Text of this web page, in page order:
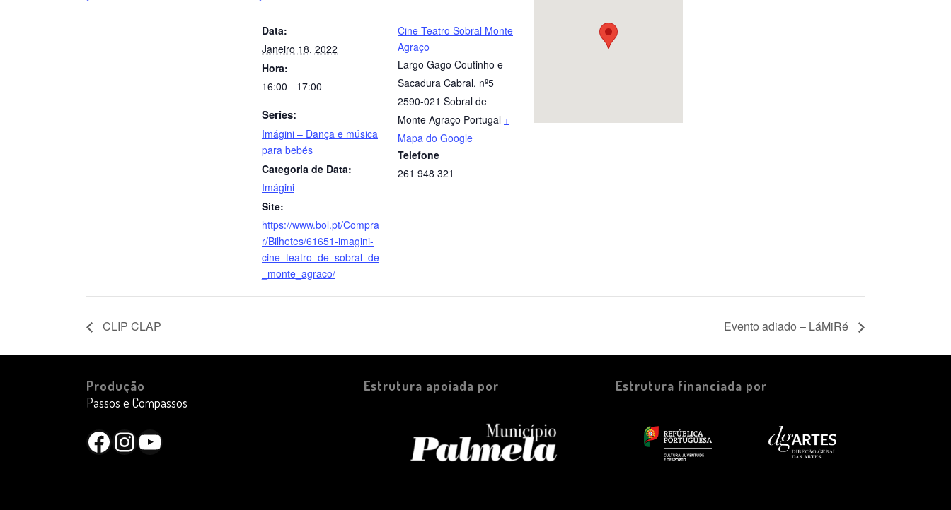
Data:
Janeiro 18, 2022
Hora:
16:00 - 17:00
Series:
Imágini – Dança e música
para bebés
Categoria de Data:
Imágini
Site:
https://www.bol.pt/Compra
r/Bilhetes/61651-imagini-
cine_teatro_de_sobral_de
_monte_agraco/
Cine Teatro Sobral Monte
Agraço
Largo Gago Coutinho e
Sacadura Cabral, nº5
2590-021 Sobral de
Monte Agraço Portugal +
Mapa do Google
Telefone
261 948 321
CLIP CLAP Evento adiado – LáMiRé
Produção
Passos e Compassos
Facebook
Instagram
YouTube
Estrutura apoiada por Estrutura financiada por